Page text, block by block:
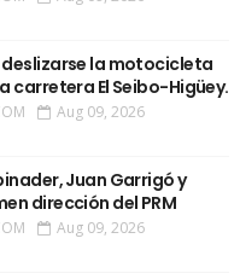
la motocicleta
carretera El Seibo-Higüey.
Aug 09, 2026
Juan Garrigó y
dirección del PRM
Aug 09, 2026